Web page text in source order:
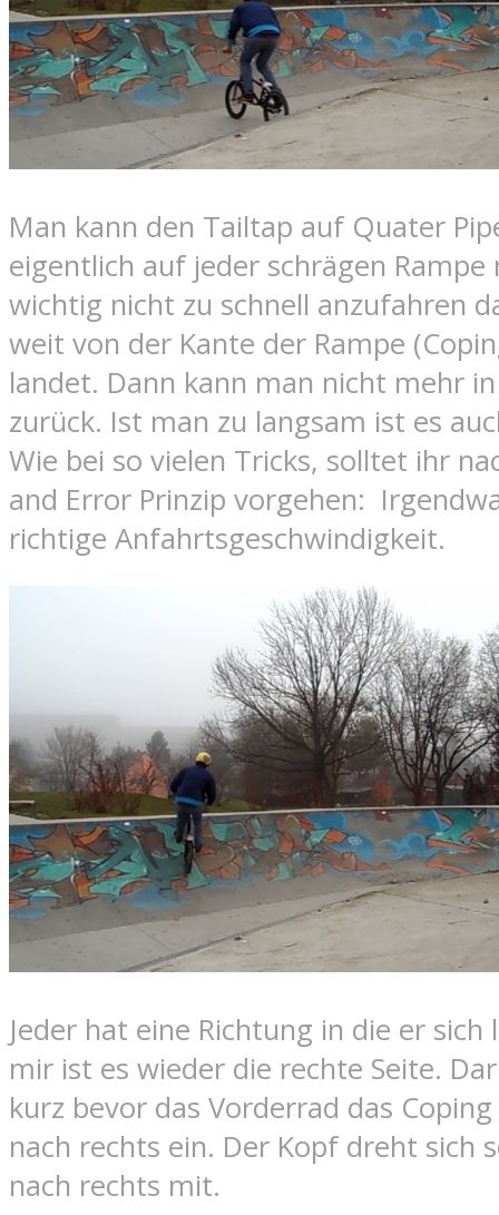
Man kann den Tailtap auf Quater
eigentlich auf jeder schrägen Rampe
wichtig nicht zu schnell anzufahren
weit von der Kante der Rampe
landet. Dann kann man nicht mehr
zurück. Ist man zu langsam ist es
Wie bei so vielen Tricks, solltet ihr
and Error Prinzip vorgehen:
richtige Anfahrtsgeschwindigkeit.
Jeder hat eine Richtung in die er
mir ist es wieder die rechte Seite.
kurz bevor das Vorderrad das
nach rechts ein. Der Kopf dreht sich
nach rechts mit.